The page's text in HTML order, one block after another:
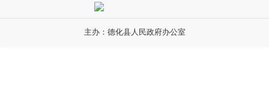
主办：德化县人民政府办公室